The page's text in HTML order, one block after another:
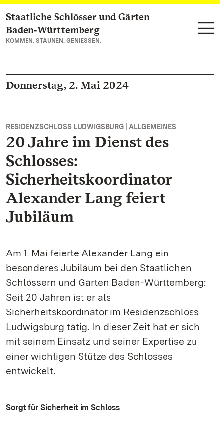
Zum Hauptinhalt springen
Staatliche Schlösser und Gärten
Baden‑Württemberg
KOMMEN. STAUNEN. GENIESSEN.
Donnerstag, 2. Mai 2024
RESIDENZSCHLOSS LUDWIGSBURG | ALLGEMEINES
20 Jahre im Dienst des
Schlosses:
Sicherheitskoordinator
Alexander Lang feiert
Jubiläum
Am 1. Mai feierte Alexander Lang ein
besonderes Jubiläum bei den Staatlichen
Schlössern und Gärten Baden-Württemberg:
Seit 20 Jahren ist er als
Sicherheitskoordinator im Residenzschloss
Ludwigsburg tätig. In dieser Zeit hat er sich
mit seinem Einsatz und seiner Expertise zu
einer wichtigen Stütze des Schlosses
entwickelt.
Sorgt für Sicherheit im Schloss